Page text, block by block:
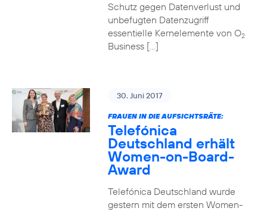
Schutz gegen Datenverlust und
unbefugten Datenzugriff
essentielle Kernelemente von O2
Business […]
30. Juni 2017
FRAUEN IN DIE AUFSICHTSRÄTE:
Telefónica
Deutschland erhält
Women-on-Board-
Award
Telefónica Deutschland wurde
gestern mit dem ersten Women-